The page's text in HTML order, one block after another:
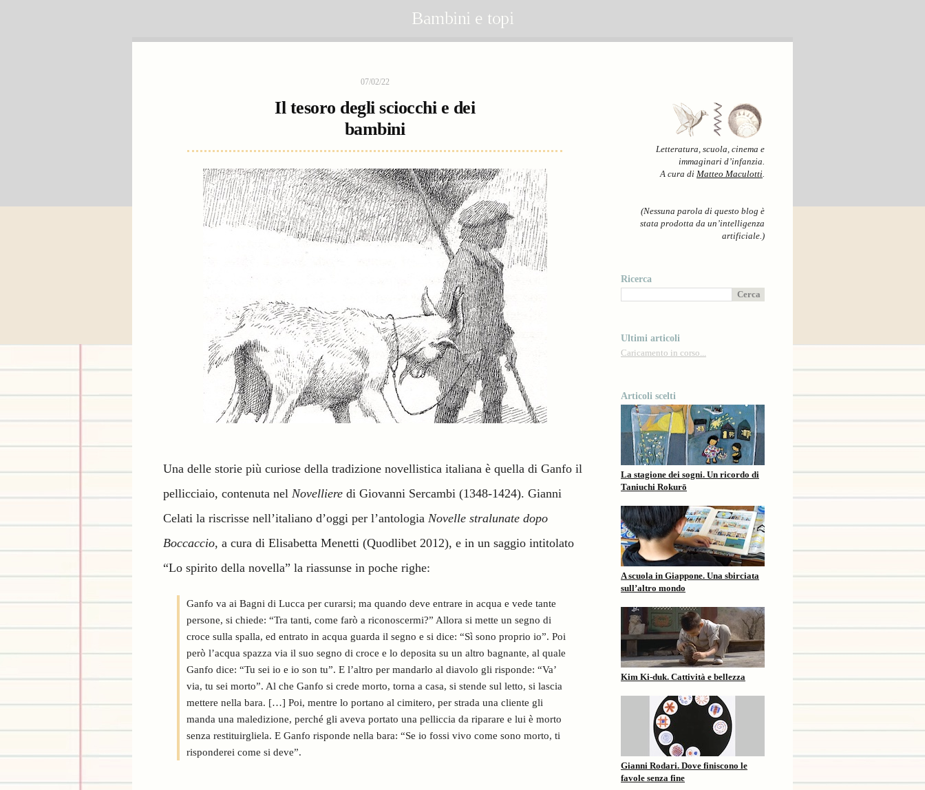
Bambini e topi
07/02/22
Il tesoro degli sciocchi e dei
bambini
Una delle storie più curiose della tradizione novellistica italiana è quella di Ganfo il
pellicciaio, contenuta nel Novelliere di Giovanni Sercambi (1348-1424). Gianni
Celati la riscrisse nell’italiano d’oggi per l’antologia Novelle stralunate dopo
Boccaccio, a cura di Elisabetta Menetti (Quodlibet 2012), e in un saggio intitolato
“Lo spirito della novella” la riassunse in poche righe:
Ganfo va ai Bagni di Lucca per curarsi; ma quando deve entrare in acqua e vede tante
persone, si chiede: “Tra tanti, come farò a riconoscermi?” Allora si mette un segno di
croce sulla spalla, ed entrato in acqua guarda il segno e si dice: “Sì sono proprio io”. Poi
però l’acqua spazza via il suo segno di croce e lo deposita su un altro bagnante, al quale
Ganfo dice: “Tu sei io e io son tu”. E l’altro per mandarlo al diavolo gli risponde: “Va’
via, tu sei morto”. Al che Ganfo si crede morto, torna a casa, si stende sul letto, si lascia
mettere nella bara. […] Poi, mentre lo portano al cimitero, per strada una cliente gli
manda una maledizione, perché gli aveva portato una pelliccia da riparare e lui è morto
senza restituirgliela. E Ganfo risponde nella bara: “Se io fossi vivo come sono morto, ti
risponderei come si deve”.
Letteratura, scuola, cinema e
immaginari d’infanzia.
A cura di Matteo Maculotti.
(Nessuna parola di questo blog è
stata prodotta da un’intelligenza
artificiale.)
Ricerca
Ultimi articoli
Caricamento in corso...
Articoli scelti
La stagione dei sogni. Un ricordo di
Taniuchi Rokurō
A scuola in Giappone. Una sbirciata
sull’altro mondo
Kim Ki-duk. Cattività e bellezza
Gianni Rodari. Dove finiscono le
favole senza fine